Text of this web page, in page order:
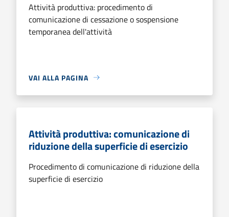
Attività produttiva: procedimento di
comunicazione di cessazione o sospensione
temporanea dell'attività
VAI ALLA PAGINA
Attività produttiva: comunicazione di
riduzione della superficie di esercizio
Procedimento di comunicazione di riduzione della
superficie di esercizio